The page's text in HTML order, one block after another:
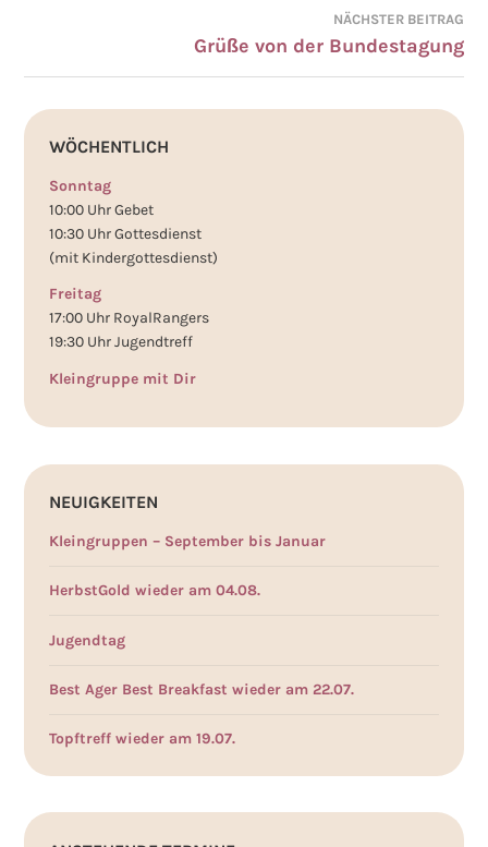
NÄCHSTER BEITRAG
Grüße von der Bundestagung
WÖCHENTLICH
Sonntag
10:00 Uhr Gebet
10:30 Uhr Gottesdienst
(mit Kindergottesdienst)
Freitag
17:00 Uhr RoyalRangers
19:30 Uhr Jugendtreff
Kleingruppe mit Dir
NEUIGKEITEN
Kleingruppen – September bis Januar
HerbstGold wieder am 04.08.
Jugendtag
Best Ager Best Breakfast wieder am 22.07.
Topftreff wieder am 19.07.